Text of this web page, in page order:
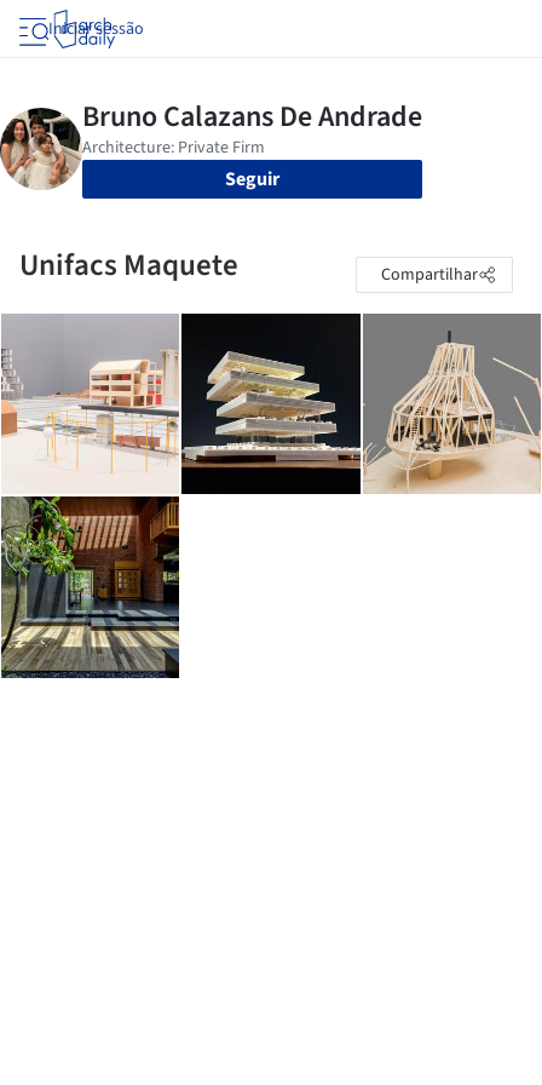
Iniciar sessão
Seguir
Unifacs Maquete Compartilhar